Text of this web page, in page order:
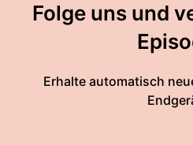
Folge uns und
Erhalte automatisch